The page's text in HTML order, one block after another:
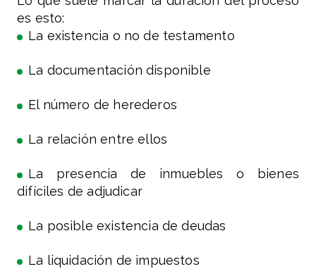
es esto:
La existencia o no de testamento
La documentación disponible
El número de herederos
La relación entre ellos
La presencia de inmuebles o bienes
difíciles de adjudicar
La posible existencia de deudas
La liquidación de impuestos